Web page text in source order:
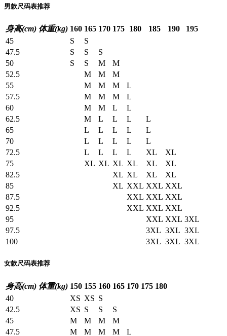
男款尺码表推荐
身高(cm) 体重(kg) 160 165 170 175 180 185 190
195
45
S
S
47.5
S S
S
50
S S M
M
52.5
M M
M
55
M M M
L
57.5
M M M
L
60
M M L
L
62.5
M L L L
L
65
L L L L
L
70
L L L L
L
72.5
L L L L XL
XL
75
XL XL XL XL XL
XL
82.5
XL XL XL
XL
85
XL XXL XXL XXL
87.5
XXL XXL XXL
92.5
XXL XXL XXL
95
XXL XXL 3XL
97.5
3XL 3XL 3XL
100
3XL 3XL 3XL
女款尺码表推荐
身高(cm) 体重(kg) 150 155 160 165 170 175 180
40
XS XS S
42.5
XS S S
S
45
M M M
M
47.5
M M M M L